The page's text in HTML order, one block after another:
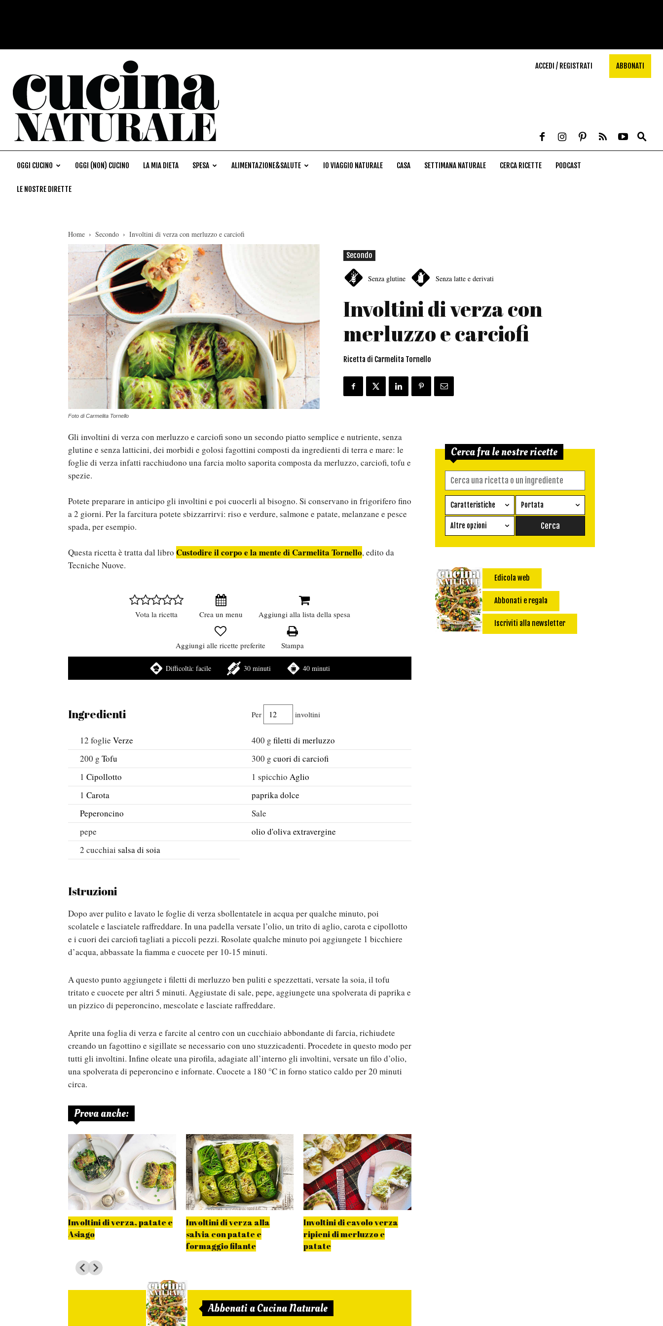
ACCEDI / REGISTRATI ABBONATI
OGGI CUCINO OGGI (NON) CUCINO LA MIA DIETA SPESA ALIMENTAZIONE&SALUTE IO VIAGGIO NATURALE CASA SETTIMANA NATURALE CERCA RICETTE PODCAST
LE NOSTRE DIRETTE
Home Secondo Involtini di verza con merluzzo e carciofi
Foto di Carmelita Tornello
Secondo
Senza glutine Senza latte e derivati
Involtini di verza con
merluzzo e carciofi
Ricetta di Carmelita Tornello
Gli involtini di verza con merluzzo e carciofi sono un secondo piatto semplice e nutriente, senza
glutine e senza latticini, dei morbidi e golosi fagottini composti da ingredienti di terra e mare: le
foglie di verza infatti racchiudono una farcia molto saporita composta da merluzzo, carciofi, tofu e
spezie.
Potete preparare in anticipo gli involtini e poi cuocerli al bisogno. Si conservano in frigorifero fino
a 2 giorni. Per la farcitura potete sbizzarrirvi: riso e verdure, salmone e patate, melanzane e pesce
spada, per esempio.
Questa ricetta è tratta dal libro Custodire il corpo e la mente di Carmelita Tornello, edito da
Tecniche Nuove.
Vota la ricetta Crea un menu Aggiungi alla lista della spesa
Aggiungi alle ricette preferite Stampa
Difficoltà:facile 30 minuti 40 minuti
Ingredienti Per involtini
12 foglie Verze 400 g filetti di merluzzo
200 g Tofu 300 g cuori di carciofi
1 Cipollotto 1 spicchio Aglio
1 Carota
paprika dolce
Peperoncino
Sale
pepe
olio d'oliva extravergine
2 cucchiai salsa di soia
Istruzioni
Dopo aver pulito e lavato le foglie di verza sbollentatele in acqua per qualche minuto, poi
scolatele e lasciatele raffreddare. In una padella versate l’olio, un trito di aglio, carota e cipollotto
e i cuori dei carciofi tagliati a piccoli pezzi. Rosolate qualche minuto poi aggiungete 1 bicchiere
d’acqua, abbassate la fiamma e cuocete per 10-15 minuti.
A questo punto aggiungete i filetti di merluzzo ben puliti e spezzettati, versate la soia, il tofu
tritato e cuocete per altri 5 minuti. Aggiustate di sale, pepe, aggiungete una spolverata di paprika e
un pizzico di peperoncino, mescolate e lasciate raffreddare.
Aprite una foglia di verza e farcite al centro con un cucchiaio abbondante di farcia, richiudete
creando un fagottino e sigillate se necessario con uno stuzzicadenti. Procedete in questo modo per
tutti gli involtini. Infine oleate una pirofila, adagiate all’interno gli involtini, versate un filo d’olio,
una spolverata di peperoncino e infornate. Cuocete a 180 °C in forno statico caldo per 20 minuti
circa.
Prova anche:
Involtini di verza, patate e
Asiago
Involtini di verza alla
salvia con patate e
formaggio filante
Involtini di cavolo verza
ripieni di merluzzo e
patate
Abbonati a Cucina Naturale
Cerca fra le nostre ricette
Caratteristiche
Ricetta vegetariana
Senza glutine
senza uova
Vegan
Portata
Antipasto
Conserva
Dessert
Pane
Salsa
Secondo
Altre opzioni
Impatto Glicemico:
Calorie max (kcal):
Edicola web
Abbonati e regala
Iscriviti alla newsletter